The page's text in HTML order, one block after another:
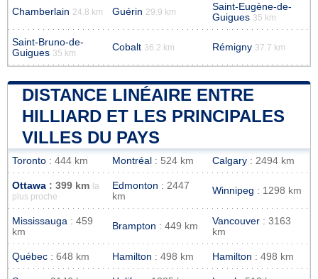
Chamberlain 24.8 km Guérin 29.9 km
Saint-Eugène-de-
Guigues 35 km
Saint-Bruno-de-
Guigues 35 km
Cobalt 36.2 km Rémigny 37.7 km
DISTANCE LINÉAIRE ENTRE
HILLIARD ET LES PRINCIPALES
VILLES DU PAYS
Toronto : 444 km Montréal : 524 km Calgary : 2494 km
Ottawa : 399 km
la
plus proche
Edmonton : 2447
km
Winnipeg : 1298 km
Mississauga : 459
km
Brampton : 449 km Vancouver : 3163
km
Québec : 648 km Hamilton : 498 km Hamilton : 498 km